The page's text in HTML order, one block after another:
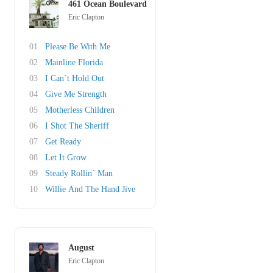
461 Ocean Boulevard
Eric Clapton
01
Please Be With Me
02
Mainline Florida
03
I Can´t Hold Out
04
Give Me Strength
05
Motherless Children
06
I Shot The Sheriff
07
Get Ready
08
Let It Grow
09
Steady Rollin´ Man
10
Willie And The Hand Jive
August
Eric Clapton